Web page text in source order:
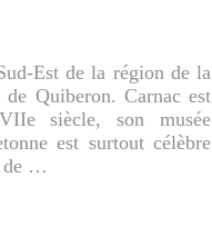
Est de la région de la
Quiberon. Carnac est
siècle, son musée
est surtout célèbre
de …